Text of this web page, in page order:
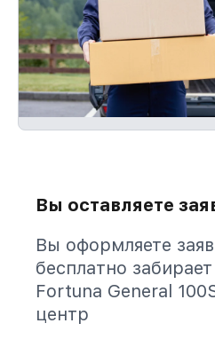
Вы оставляете
Вы оформляете
бесплатно
Fortuna General
центр